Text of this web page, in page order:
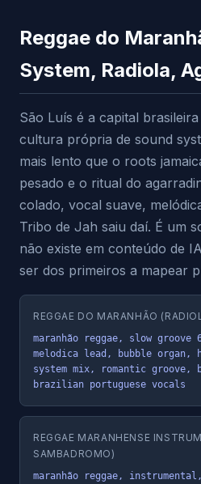
Reggae do
System, Radiola,
São Luís é a capital
cultura própria de sound
mais lento que o roots
pesado e o ritual do
colado, vocal suave,
Tribo de Jah saiu daí. É um
não existe em conteúdo de
ser dos primeiros a mapear
REGGAE DO MARANHÃO
maranhão reggae, slow groove
melodica lead, bubble organ,
system mix, romantic
brazilian portuguese vocals
REGGAE MARANHENSE
SAMBADROMO)
maranhão reggae,